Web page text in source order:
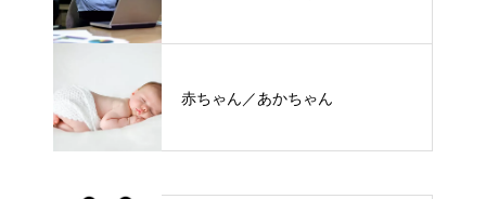
赤ちゃん／あかちゃん